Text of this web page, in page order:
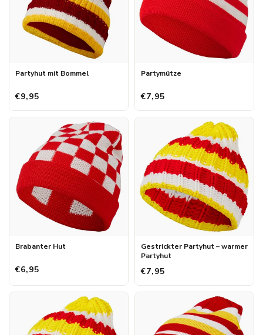
Partyhut mit Bommel
€9,95
Partymütze
€7,95
Brabanter Hut
€6,95
Gestrickter Partyhut – warmer
Partyhut
€7,95